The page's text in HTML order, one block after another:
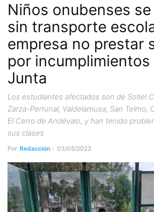
Niños onubenses
sin transporte
empresa no prestar
por incumplimientos
Junta
Los estudiantes afectados son de Sotiel
Zarza-Perrunal, Valdelamusa, San Telmo,
El Cerro de Andévalo, y han tenido
sus clases
Por Redacción - 03/05/2023